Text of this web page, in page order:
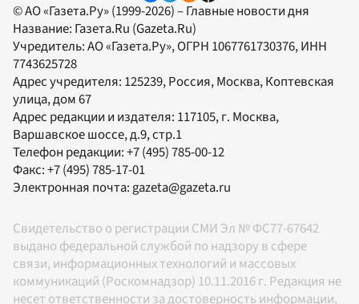
© АО «Газета.Ру» (1999-2026) – Главные новости дня
Название: Газета.Ru (Gazeta.Ru)
Учредитель:АО «Газета.Ру», ОГРН 1067761730376, ИНН
7743625728
Адрес учредителя: 125239, Россия, Москва, Коптевская
улица, дом 67
Адрес редакции и издателя: 117105, г. Москва,
Варшавское шоссе, д.9, стр.1
Телефон редакции:+7 (495) 785-00-12
Факс:+7 (495) 785-17-01
Электронная почта: gazeta@gazeta.ru
Свидетельство о регистрации СМИ Эл № ФС77-67642
выдано федеральной службой по надзору в сфере
связи, информационных технологий и массовых
коммуникаций (Роскомнадзор) 10.11.2016 г. Редакция не
несет ответственности за достоверность информации,